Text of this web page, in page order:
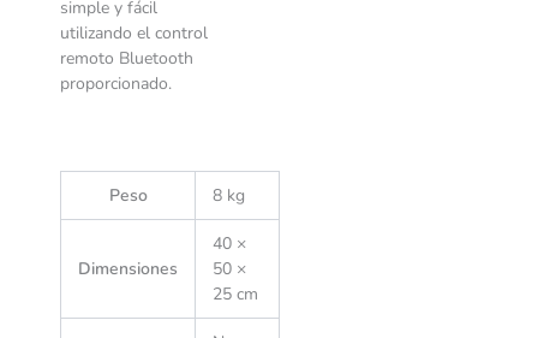
simple y fácil
utilizando el control
remoto Bluetooth
proporcionado.
Peso 8 kg
Dimensiones
40 ×
50 ×
25 cm